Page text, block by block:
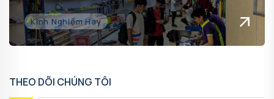
Kinh Nghiệm Hay
THEO DÕI CHÚNG TÔI